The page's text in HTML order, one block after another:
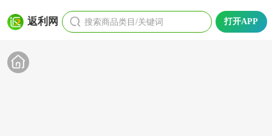
返利网 搜索商品类目/关键词 打开APP